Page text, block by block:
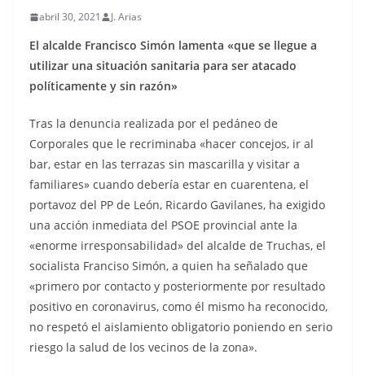
abril 30, 2021 J. Arias
El alcalde Francisco Simón lamenta «que se llegue a
utilizar una situación sanitaria para ser atacado
políticamente y sin razón»
Tras la denuncia realizada por el pedáneo de
Corporales que le recriminaba «hacer concejos, ir al
bar, estar en las terrazas sin mascarilla y visitar a
familiares» cuando debería estar en cuarentena, el
portavoz del PP de León, Ricardo Gavilanes, ha exigido
una acción inmediata del PSOE provincial ante la
«enorme irresponsabilidad» del alcalde de Truchas, el
socialista Franciso Simón, a quien ha señalado que
«primero por contacto y posteriormente por resultado
positivo en coronavirus, como él mismo ha reconocido,
no respetó el aislamiento obligatorio poniendo en serio
riesgo la salud de los vecinos de la zona».